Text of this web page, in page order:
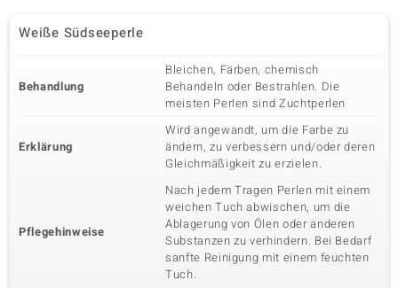
Weiße Südseeperle
Behandlung
Bleichen, Färben, chemisch
Behandeln oder Bestrahlen. Die
meisten Perlen sind Zuchtperlen
Erklärung
Wird angewandt, um die Farbe zu
ändern, zu verbessern und/oder deren
Gleichmäßigkeit zu erzielen.
Pflegehinweise
Nach jedem Tragen Perlen mit einem
weichen Tuch abwischen, um die
Ablagerung von Ölen oder anderen
Substanzen zu verhindern. Bei Bedarf
sanfte Reinigung mit einem feuchten
Tuch.